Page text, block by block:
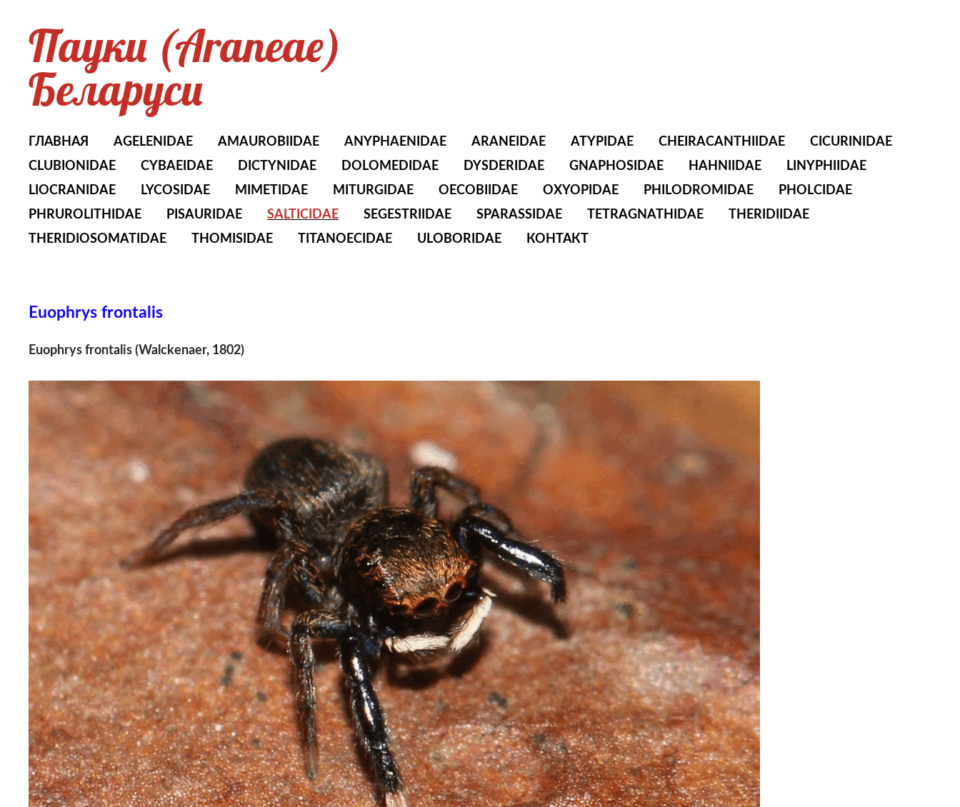
Пауки (Araneae)
Беларуси
ГЛАВНАЯ AGELENIDAE AMAUROBIIDAE ANYPHAENIDAE ARANEIDAE ATYPIDAE CHEIRACANTHIIDAE
CICURINIDAE
CLUBIONIDAE
CYBAEIDAE DICTYNIDAE DOLOMEDIDAE DYSDERIDAE GNAPHOSIDAE HAHNIIDAE
LINYPHIIDAE
LIOCRANIDAE
LYCOSIDAE MIMETIDAE MITURGIDAE OECOBIIDAE OXYOPIDAE PHILODROMIDAE
PHOLCIDAE
PHRUROLITHIDAE
PISAURIDAE SALTICIDAE SEGESTRIIDAE SPARASSIDAE TETRAGNATHIDAE
THERIDIIDAE
THERIDIOSOMATIDAE
THOMISIDAE TITANOECIDAE ULOBORIDAE КОНТАКТ
Euophrys frontalis
Euophrys frontalis (Walckenaer, 1802)